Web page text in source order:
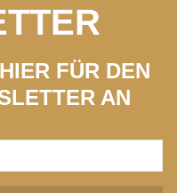
FÜR DEN
AN